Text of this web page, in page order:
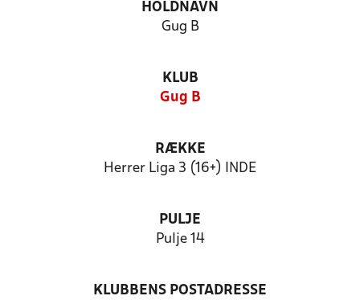
HOLDNAVN
Gug B
KLUB
Gug B
RÆKKE
Herrer Liga 3 (16+) INDE
PULJE
Pulje 14
KLUBBENS POSTADRESSE